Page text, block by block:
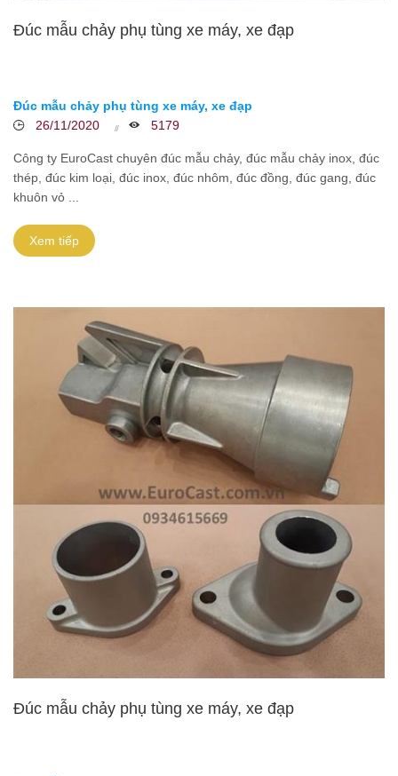
Đúc mẫu chảy phụ tùng xe máy, xe đạp
Đúc mẫu chảy phụ tùng xe máy, xe đạp
26/11/2020
5179
Công ty EuroCast chuyên đúc mẫu chảy, đúc mẫu chảy inox, đúc
thép, đúc kim loại, đúc inox, đúc nhôm, đúc đồng, đúc gang, đúc
khuôn vỏ ...
Xem tiếp
Đúc mẫu chảy phụ tùng xe máy, xe đạp